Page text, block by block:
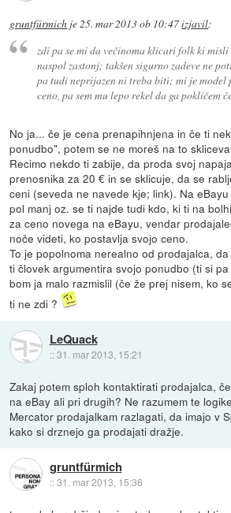
gruntfürmich je25. mar 2013 ob 10:47izjavil:
zdi pa se mi da večinoma klicari folk ki
naspol zastonj; takšen sigurno zadeve ne
pa tudi neprijazen ni treba biti; mi je model
ceno, pa sem mu lepo rekel da ga pokličem
No ja... če je cena prenapihnjena in če ti
ponudbo", potem se ne moreš na to
Recimo nekdo ti zabije, da proda svoj
prenosnika za 20 € in se sklicuje, da se
ceni (seveda ne navede kje; link). Na
pol manj oz. se ti najde tudi kdo, ki ti na
za ceno novega na eBayu, vendar
noče videti, ko postavlja svojo ceno.
To je popolnoma nerealno od prodajalca,
ti človek argumentira svojo ponudbo (ti si
bom ja malo razmislil (če že prej nisem, ko
ti ne zdi ?
LeQuack
::31. mar 2013, 15:21
Zakaj potem sploh kontaktirati prodajalca,
na eBay ali pri drugih? Ne razumem te
Mercator prodajalkam razlagati, da imajo v
kako si drznejo ga prodajati dražje.
gruntfürmich
::31. mar 2013, 15:36